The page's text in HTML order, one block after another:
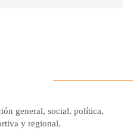
general, social, política,
y regional.